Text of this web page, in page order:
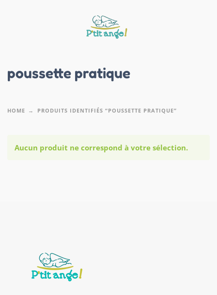
poussette pratique
HOME PRODUITS IDENTIFIÉS “POUSSETTE PRATIQUE”
Aucun produit ne correspond à votre sélection.